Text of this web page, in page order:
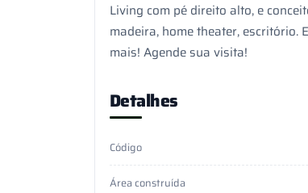
Living com pé direito alto, e
madeira, home theater, escritório.
mais! Agende sua visita!
Detalhes
Código
Área construída